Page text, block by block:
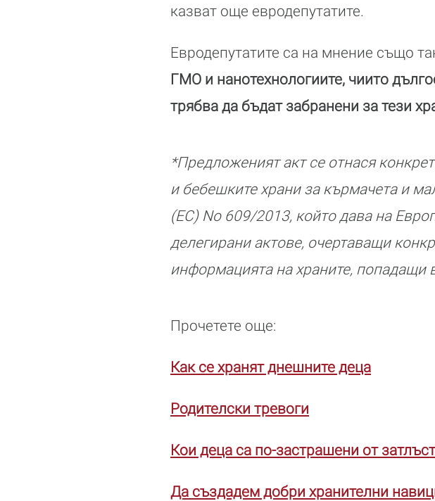
казват още евродепутатите.
Евродепутатите са на мнение също
ГМО и нанотехнологиите, чиито
трябва да бъдат забранени за тези
*Предложеният акт се отнася
и бебешките храни за кърмачета и
(ЕС) No 609/2013, който дава на
делегирани актове, очертаващи
информацията на храните, попадащи
Прочетете още:
Как се хранят днешните деца
Родителски тревоги
Кои деца са по-застрашени от
Да създадем добри хранителни